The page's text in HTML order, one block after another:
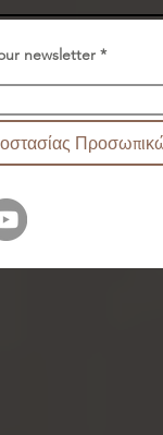
newsletter